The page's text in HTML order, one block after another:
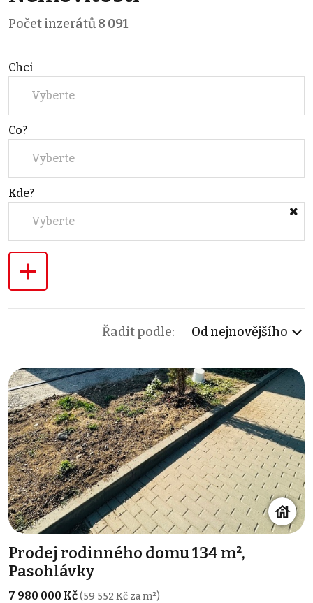
Počet inzerátů8 091
Chci
Vyberte
Co?
Vyberte
Kde?
Vyberte
+
Řadit podle: Od nejnovějšího
Prodej rodinného domu 134 m²,
Pasohlávky
7 980 000 Kč(59 552 Kč za m²)